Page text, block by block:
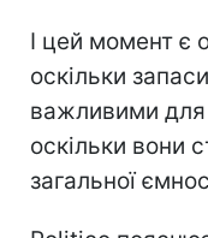
І цей момент є
оскільки
важливими
оскільки вони
загальної